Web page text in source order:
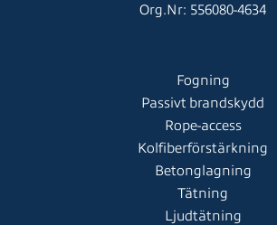
Org.Nr: 556080-4634
Fogning
Passivt brandskydd
Rope-access
Kolfiberförstärkning
Betonglagning
Tätning
Ljudtätning